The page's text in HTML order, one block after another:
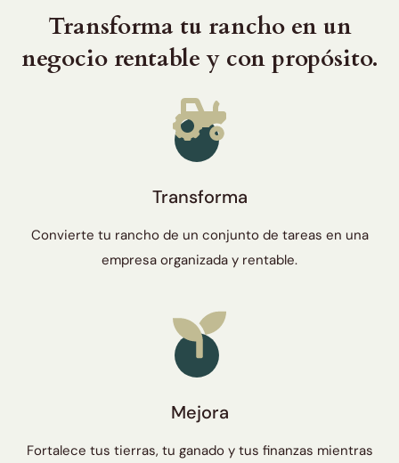
Transforma tu rancho en un
negocio rentable y con propósito.
Transforma
Convierte tu rancho de un conjunto de tareas en una
empresa organizada y rentable.
Mejora
Fortalece tus tierras, tu ganado y tus finanzas mientras